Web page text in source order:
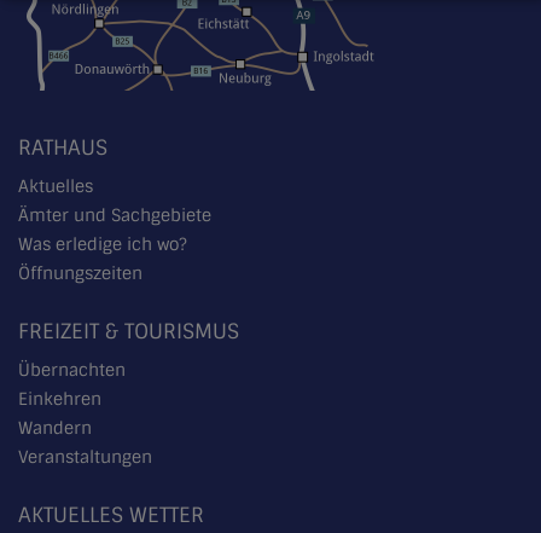
RATHAUS
Aktuelles
Ämter und Sachgebiete
Was erledige ich wo?
Öffnungszeiten
FREIZEIT & TOURISMUS
Übernachten
Einkehren
Wandern
Veranstaltungen
AKTUELLES WETTER